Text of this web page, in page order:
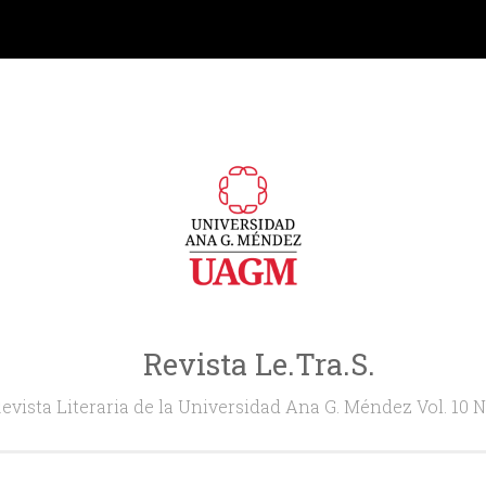
Revista Le.Tra.S.
Literaria de la Universidad Ana G. Méndez Vol. 10